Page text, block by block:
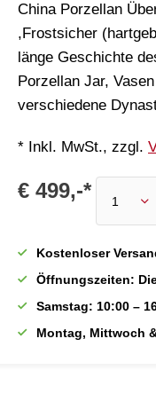
China Porzellan
,Frostsicher
länge Geschichte
Porzellan Jar,
verschiedene
* Inkl. MwSt., zzgl.
€ 499,-*
Kostenloser
Öffnungszeiten:
Samstag: 10:00 –
Montag, Mittwoch